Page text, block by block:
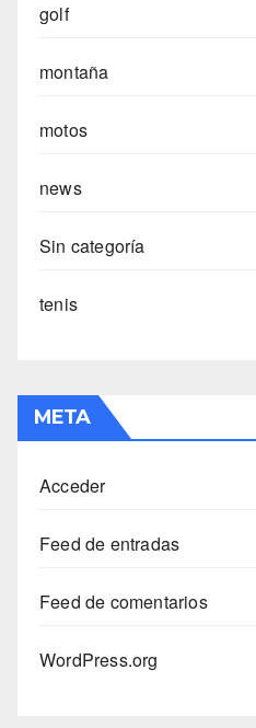
golf
montaña
motos
news
Sin categoría
tenis
META
Acceder
Feed de entradas
Feed de comentarios
WordPress.org